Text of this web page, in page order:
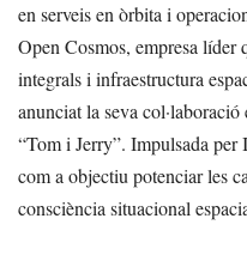
en serveis en òrbita i
Open Cosmos, empresa líder
integrals i infraestructura
anunciat la seva
“Tom i Jerry”. Impulsada
com a objectiu potenciar les
consciència situacional